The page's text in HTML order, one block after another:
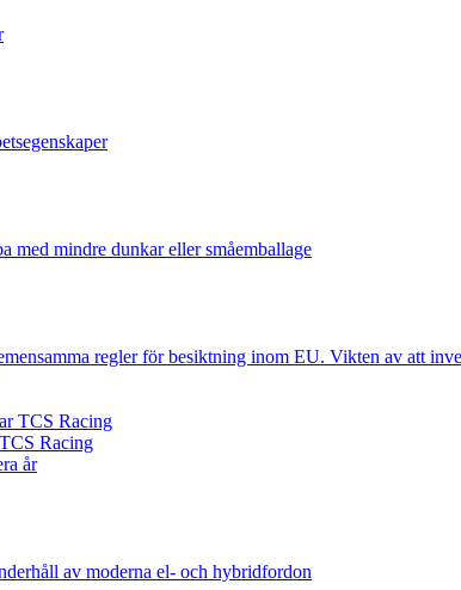
med mindre dunkar eller småemballage
regler för besiktning inom EU. Vikten av att
Racing
år
av moderna el- och hybridfordon